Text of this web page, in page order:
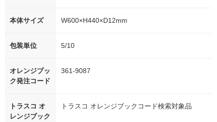
本体サイズ W600×H440×D12mm
包装単位 5/10
オレンジブッ
ク発注コード
361-9087
トラスコ オ
レンジブック
トラスコ オレンジブックコード検索対象品